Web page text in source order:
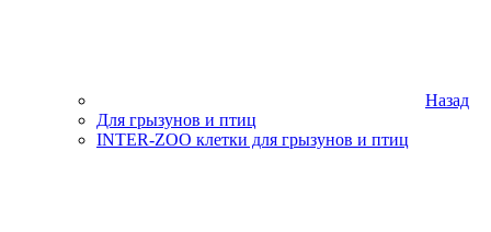
Назад
Для грызунов и птиц
INTER-ZOO клетки для грызунов и птиц